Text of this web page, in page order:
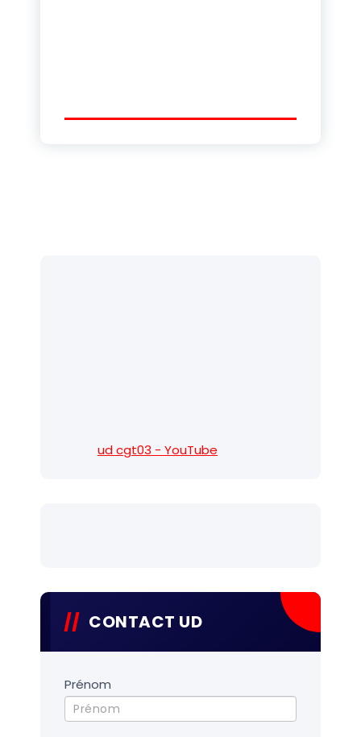
ud cgt03 - YouTube
CONTACT UD
Contact
UD
Prénom